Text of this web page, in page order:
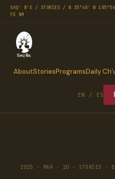
SAQ' B'E / STORIES / N 35°40′ W
FE NM
AboutStoriesProgramsDaily
EN / ES
2025 · MAR · 20 · STORIES ·